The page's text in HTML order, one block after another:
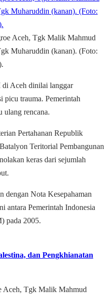
Aceh, Tgk Malik Mahmud
Muharuddin (kanan). (Foto:
di Aceh dinilai langgar
trauma. Pemerintah
ulang rencana.
Pertahanan Republik
Teritorial Pembangunan
keras dari sejumlah
dengan Nota Kesepahaman
antara Pemerintah Indonesia
pada 2005.
dan Pengkhianatan
Aceh, Tgk Malik Mahmud